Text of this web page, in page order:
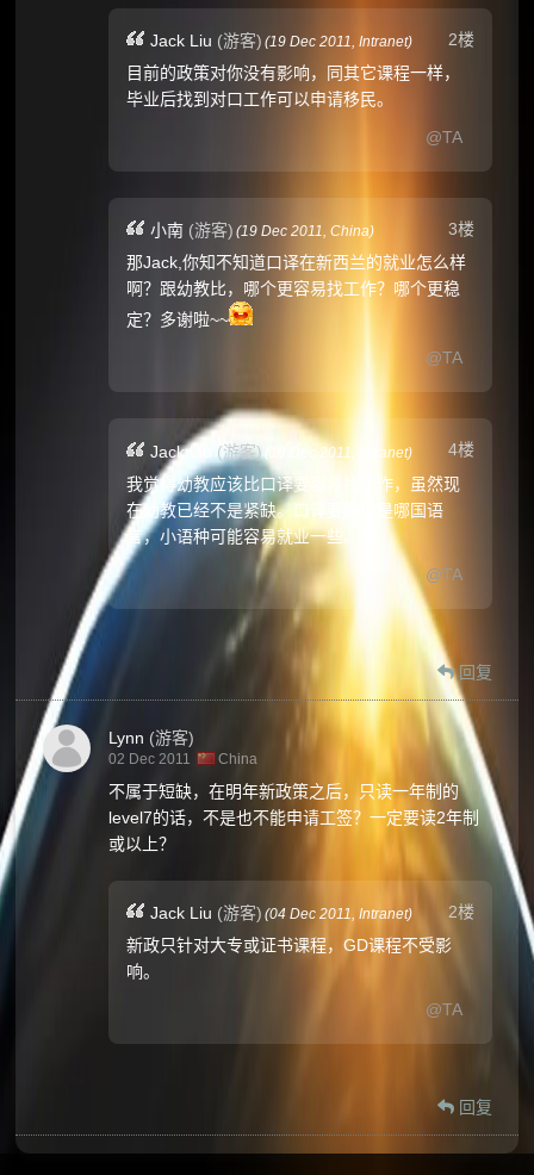
2楼
Jack Liu (游客) (19 Dec 2011,Intranet)
目前的政策对你没有影响，同其它课程一样，
毕业后找到对口工作可以申请移民。
@TA
3楼
小南 (游客) (19 Dec 2011,China)
那Jack,你知不知道口译在新西兰的就业怎么样
啊？跟幼教比，哪个更容易找工作？哪个更稳
定？多谢啦~~
@TA
4楼
Jack Liu (游客) 19 Dec 2011, Intranet)
我觉得幼教应该比口译要容易找工作，虽然现
在幼教已经不是紧缺。口译要看你是哪国语
言，小语种可能容易就业一些。
@TA
回复
Lynn (游客)
02 Dec 2011 China
不属于短缺，在明年新政策之后，只读一年制的
level7的话，不是也不能申请工签？一定要读2年制
或以上？
2楼
Jack Liu (游客) (04 Dec 2011,Intranet)
新政只针对大专或证书课程，GD课程不受影
响。
@TA
回复